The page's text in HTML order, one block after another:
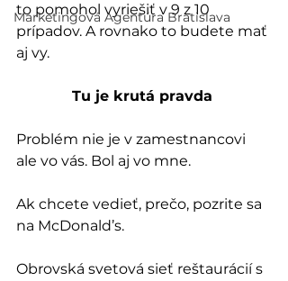
Marketingová Agentúra Bratislava
to pomohol vyriešiť v 9 z 10
prípadov. A rovnako to budete mať
aj vy.
Tu je krutá pravda
Problém nie je v zamestnancovi
ale vo vás. Bol aj vo mne.
Ak chcete vedieť, prečo, pozrite sa
na McDonald’s.
Obrovská svetová sieť reštaurácií s